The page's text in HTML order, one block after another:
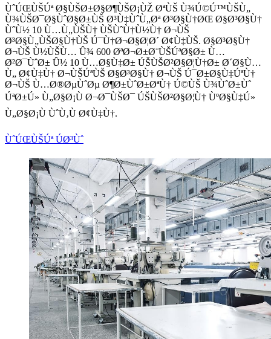
ÙˆÚŒÙŠÚª Ø§ÙŠØ±Ø§Ø¶ÙŠØ¡ÙŽ ØªÙŠ Ù¾Ú©Ú™ÙŠÙ„
Ù¾ÙŠØ¯Ø§ÙˆØ§Ø±ÙŠ Ø³Ù‡ÙˆÙ„Øª Ø³Ø§Ù†ØŒ Ø§Ø³Ø§Ù†
ÙˆÙ½ 10 Ù…Ù„ÙŠÙ† ÙŠÙˆÙ†Ù½Ù† Ø¬ÙŠ
Ø³Ø§Ù„ÙŠØ§Ù†ÙŠ Ú¯Ù†Ø¬Ø§Ø¦Ø´ Ø¢Ù‡ÙŠ. Ø§Ø³Ø§Ù†
Ø¬ÙŠ Ù½ÙŠÙ… Û¾ 600 ØªØ¬Ø±Ø¨ÙŠÚªØ§Ø± Ù…
Ø²Ø¯ÙˆØ± Û½ 10 Ù…Ø§Ù‡Ø± ÚŠÙŠØ²Ø§Ø¦Ù†Ø± Ø´Ø§Ù…
Ù„ Ø¢Ù‡Ù† Ø¬ÙŠÚªÙŠ Ø§Ø³Ø§Ù† Ø¬ÙŠ Ú¯Ø±Ø§Ù‡ÚªÙ†
Ø¬ÙŠ Ù…Ø®ØµÙˆØµ Ø¶Ø±ÙˆØ±ØªÙ† Ú©ÙŠ Ù¾ÙˆØ±Ùˆ
ÚªØ±Ú» Ù„Ø§Ø¡Ù Ø¬Ø¯ÙŠØ¯ ÚŠÙŠØ²Ø§Ø¦Ù† ÙºØ§Ù‡Ú»
Ù„Ø§Ø¡Ù ÙˆÙ‚Ù Ø¢Ù‡Ù†.
ÙˆÚŒÙŠÚª ÚØ³Ùˆ